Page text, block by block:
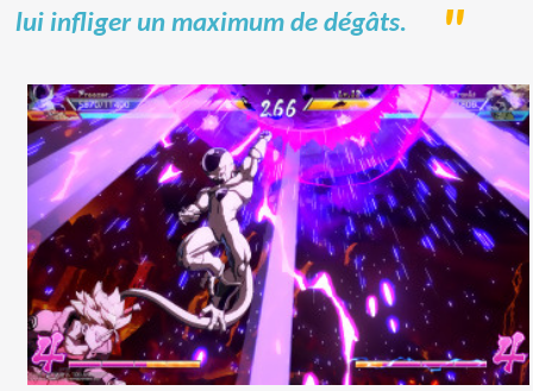
lui infliger un maximum de dégâts.